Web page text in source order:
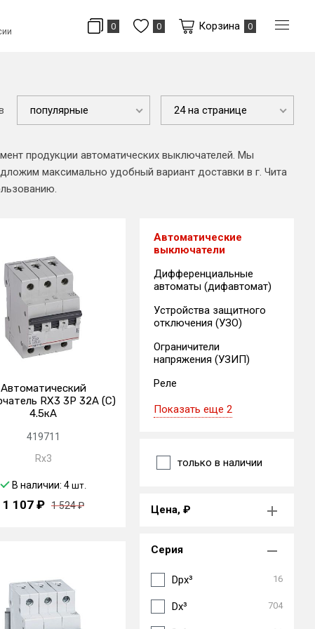
0 0 Корзина 0
популярные 24 на странице
продукции автоматических выключателей. Мы
максимально удобный вариант доставки в г. Чита
Автоматический
RX3 3P 32А (C)
4.5кА
419711
Rx3
В наличии: 4 шт.
1 107 ₽ 1 524 ₽
Автоматические
выключатели
Дифференциальные
автоматы (дифавтомат)
Устройства защитного
отключения (УЗО)
Ограничители
напряжения (УЗИП)
Реле
Показать еще 2
только в наличии
Цена, ₽
Серия
Dpx³ 16
Dx³ 704